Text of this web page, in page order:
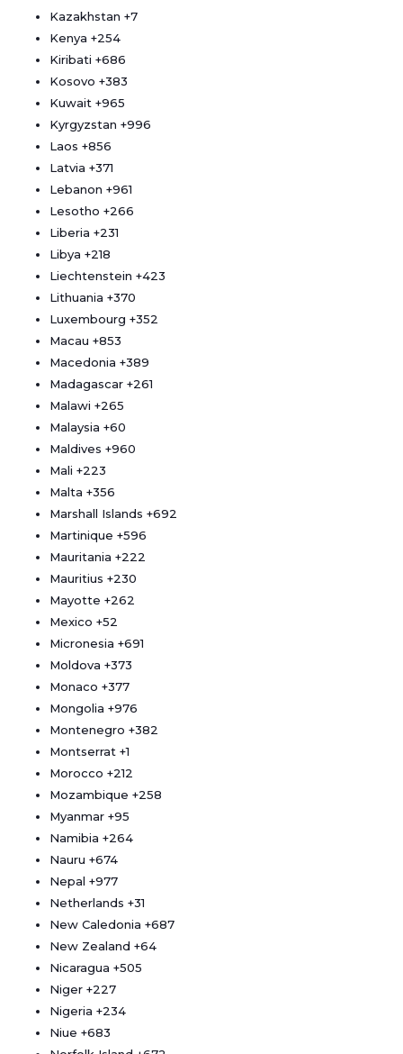
Kazakhstan +7
Kenya +254
Kiribati +686
Kosovo +383
Kuwait +965
Kyrgyzstan +996
Laos +856
Latvia +371
Lebanon +961
Lesotho +266
Liberia +231
Libya +218
Liechtenstein +423
Lithuania +370
Luxembourg +352
Macau +853
Macedonia +389
Madagascar +261
Malawi +265
Malaysia +60
Maldives +960
Mali +223
Malta +356
Marshall Islands +692
Martinique +596
Mauritania +222
Mauritius +230
Mayotte +262
Mexico +52
Micronesia +691
Moldova +373
Monaco +377
Mongolia +976
Montenegro +382
Montserrat +1
Morocco +212
Mozambique +258
Myanmar +95
Namibia +264
Nauru +674
Nepal +977
Netherlands +31
New Caledonia +687
New Zealand +64
Nicaragua +505
Niger +227
Nigeria +234
Niue +683